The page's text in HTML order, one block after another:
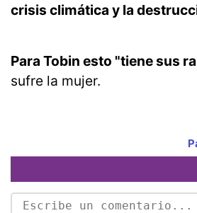
crisis climática y la
Para Tobin esto "tiene sus
sufre la mujer.